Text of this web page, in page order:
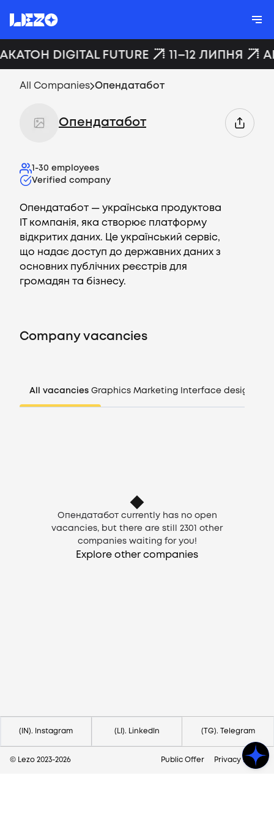
Companies
DIGITAL FUTURE 11–12 ЛИПНЯ
All Companies Опендатабот
Опендатабот
1-30 employees
Verified company
Опендатабот — українська продуктова
IT компанія, яка створює платформу
відкритих даних. Це український сервіс,
що надає доступ до державних даних з
основних публічних реєстрів для
громадян та бізнесу.
Company vacancies
All vacancies Graphics Marketing Interface design
Опендатабот currently has no open
vacancies, but there are still
2301
other
companies waiting for you!
Explore other companies
(IN). Instagram (LI). LinkedIn (TG). Telegram
© Lezo 2023-2026 Public Offer Privacy Policy